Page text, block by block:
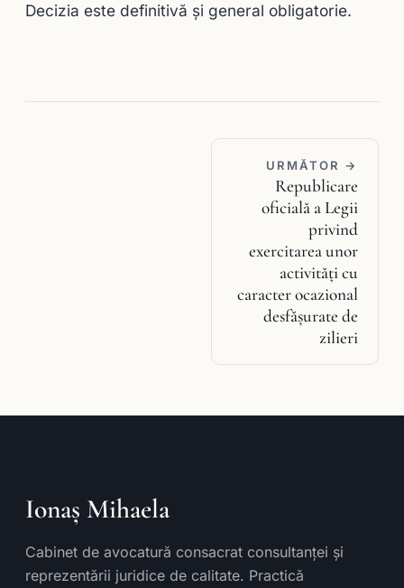
Decizia este definitivă și general obligatorie.
URMĂTOR →
Republicare
oficială a Legii
privind
exercitarea unor
activităţi cu
caracter ocazional
desfăşurate de
zilieri
Ionaș Mihaela
Cabinet de avocatură consacrat consultanței și
reprezentării juridice de calitate. Practică